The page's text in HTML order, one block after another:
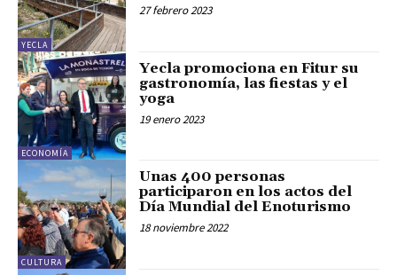
YECLA
27 febrero 2023
ECONOMÍA
Yecla promociona en Fitur su
gastronomía, las fiestas y el
yoga
19 enero 2023
CULTURA
Unas 400 personas
participaron en los actos del
Día Mundial del Enoturismo
18 noviembre 2022